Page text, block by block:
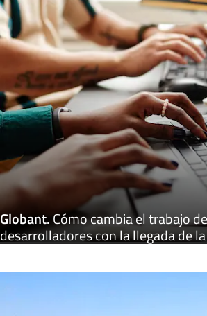
Globant.Cómo cambia el trabajo
desarrolladores con la llegada de